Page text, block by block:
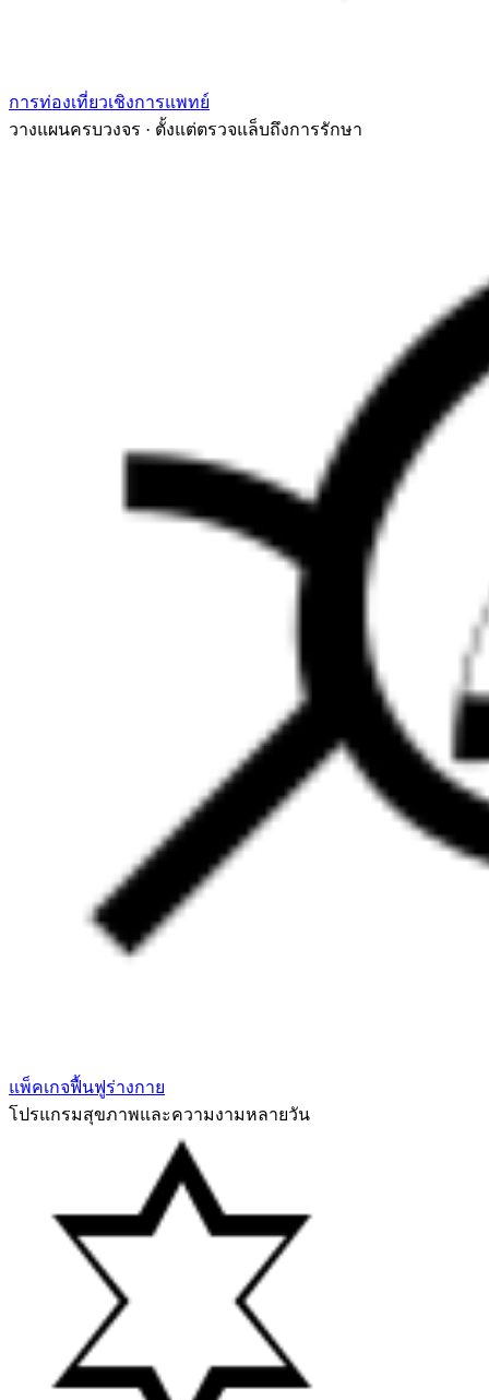
การท่องเที่ยวเชิงการแพทย์
วางแผนครบวงจร · ตั้งแต่ตรวจแล็บถึงการรักษา
แพ็คเกจฟื้นฟูร่างกาย
โปรแกรมสุขภาพและความงามหลายวัน